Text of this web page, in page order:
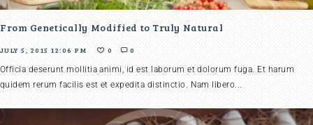
From Genetically Modified to Truly Natural
JULY 5, 2015 12:06 PM 0
0
Officia deserunt mollitia animi, id est laborum et dolorum fuga. Et harum
quidem rerum facilis est et expedita distinctio. Nam libero...